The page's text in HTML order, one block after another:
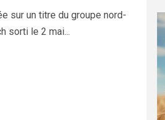
sur un titre du groupe nord-
sorti le 2 mai...